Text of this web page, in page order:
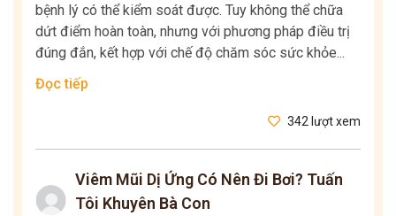
bệnh lý có thể kiểm soát được. Tuy không thể chữa
dứt điểm hoàn toàn, nhưng với phương pháp điều trị
đúng đắn, kết hợp với chế độ chăm sóc sức khỏe...
Đọc tiếp
342 lượt xem
Viêm Mũi Dị Ứng Có Nên Đi Bơi? Tuấn
Tôi Khuyên Bà Con